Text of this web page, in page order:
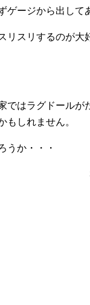
ゲージから出して
リスリするのが
ではラグドール
もしれません。
うか・・・